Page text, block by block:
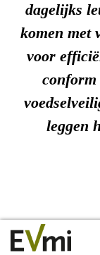
Back to
dagelijks
komen met
voor
conform
leggen